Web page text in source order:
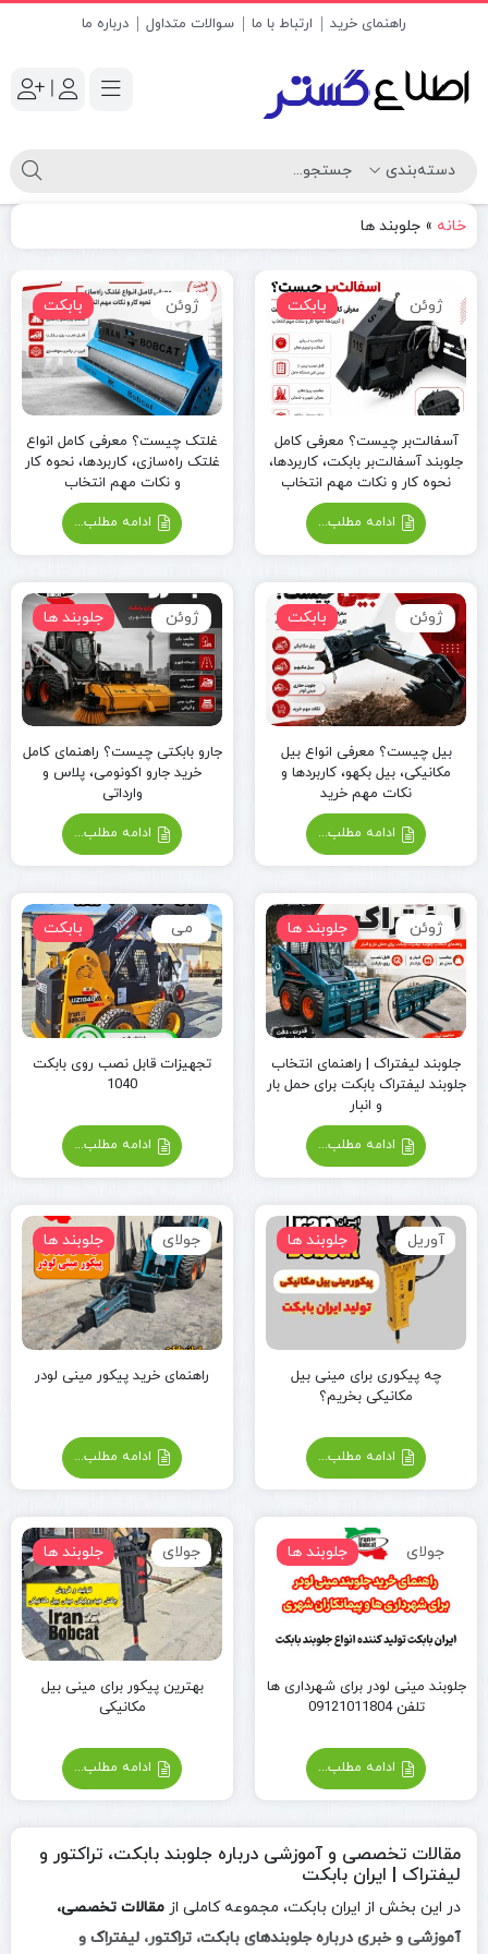
راهنمای خرید ارتباط با ما سوالات متداول درباره ما
|
خانه » جلوبند ها
بابکت ژوئن
آسفالت‌بر چیست؟ معرفی کامل
جلوبند آسفالت‌بر بابکت، کاربردها،
نحوه کار و نکات مهم انتخاب
ادامه مطلب...
بابکت ژوئن
غلتک چیست؟ معرفی کامل انواع
غلتک راه‌سازی، کاربردها، نحوه کار
و نکات مهم انتخاب
ادامه مطلب...
بابکت ژوئن
بیل چیست؟ معرفی انواع بیل
مکانیکی، بیل بکهو، کاربردها و
نکات مهم خرید
ادامه مطلب...
جلوبند ها ژوئن
جارو بابکتی چیست؟ راهنمای کامل
خرید جارو اکونومی، پلاس و
وارداتی
ادامه مطلب...
جلوبند ها ژوئن
جلوبند لیفتراک | راهنمای انتخاب
جلوبند لیفتراک بابکت برای حمل بار
و انبار
ادامه مطلب...
بابکت می
تجهیزات قابل نصب روی بابکت
1040
ادامه مطلب...
جلوبند ها آوریل
چه پیکوری برای مینی بیل
مکانیکی بخریم؟
ادامه مطلب...
جلوبند ها جولای
راهنمای خرید پیکور مینی لودر
ادامه مطلب...
جلوبند ها جولای
جلوبند مینی لودر برای شهرداری ها
تلفن 09121011804
ادامه مطلب...
جلوبند ها جولای
بهترین پیکور برای مینی بیل
مکانیکی
ادامه مطلب...
مقالات تخصصی و آموزشی درباره جلوبند بابکت، تراکتور و
لیفتراک | ایران بابکت
در این بخش از ایران بابکت، مجموعه کاملی از مقالات تخصصی،
آموزشی و خبری درباره جلوبندهای بابکت، تراکتور، لیفتراک و